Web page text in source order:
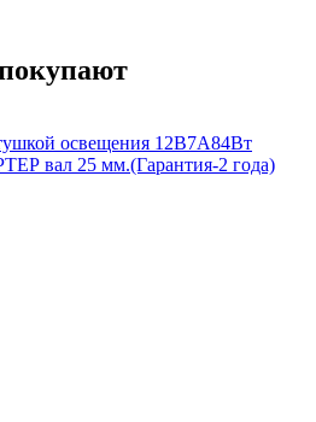
освещения 12В7А84Вт
вал 25 мм.(Гарантия-2 года)